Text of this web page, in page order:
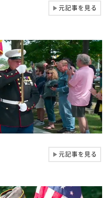
▶元記事を見る
▶元記事を見る